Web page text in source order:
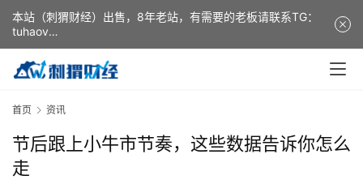
首页 资讯
节后跟上小牛市节奏，这些数据告诉你怎么
走
本站（刺猬财经）出售，8年老站，有需要的老板请联系TG：
tuhaov
This website (ciweicaijing) is for sale. It is a 8-year-old
website. If you need it, please contact TG: tuhaov